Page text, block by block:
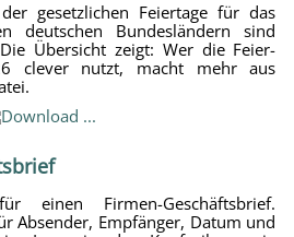
gesetzlichen Feiertage für das
deutschen Bundesländern sind
Übersicht zeigt: Wer die Feier-
clever nutzt, macht mehr aus
einen Firmen-Geschäftsbrief.
Absender, Empfänger, Datum und